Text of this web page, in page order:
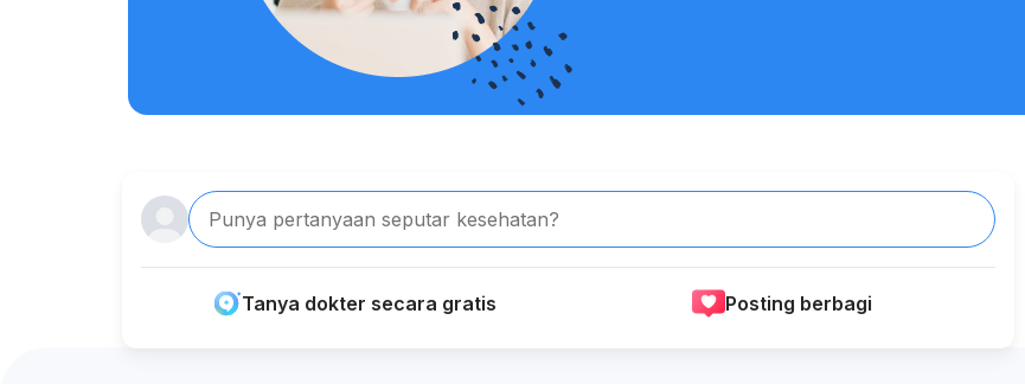
Punya pertanyaan seputar kesehatan?
Tanya dokter secara gratis Posting berbagi